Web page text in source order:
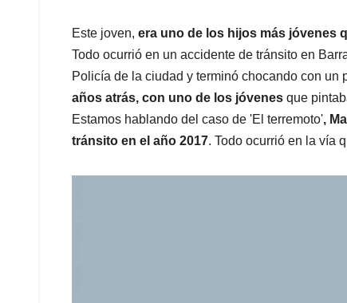
Este joven, era uno de los hijos más jóvenes
Todo ocurrió en un accidente de tránsito en
Policía de la ciudad y terminó chocando con un
años atrás, con uno de los jóvenes que
Estamos hablando del caso de 'El terremoto',
tránsito en el año 2017. Todo ocurrió en la vía